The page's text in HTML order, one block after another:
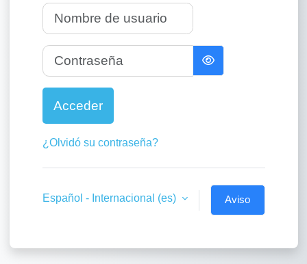
Nombre de usuario
Contraseña
Acceder
¿Olvidó su contraseña?
Español - Internacional ‎(es)‎
Aviso